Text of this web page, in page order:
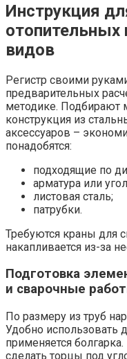
Инструкция
отопительных
видов
Регистр своими
предварительных
методике. Подбирают
конструкция из
аксессуаров –
понадобятся:
подходящие по
арматура или
листовая сталь;
патрубки.
Требуются краны для
накапливается из-за
Подготовка
и сварочные
По размеру из труб
Удобно использовать
применяется
сделать торцы под